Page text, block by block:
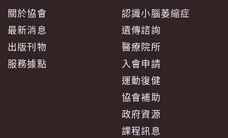
關於協會
最新消息
出版刊物
服務據點
認識小腦萎縮症
遺傳諮詢
醫療院所
入會申請
運動復健
協會補助
政府資源
課程訊息